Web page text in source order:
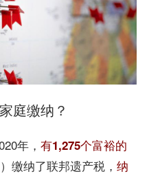
庭缴纳？
年， 有1,275个富裕的
缴纳了联邦遗产税， 纳